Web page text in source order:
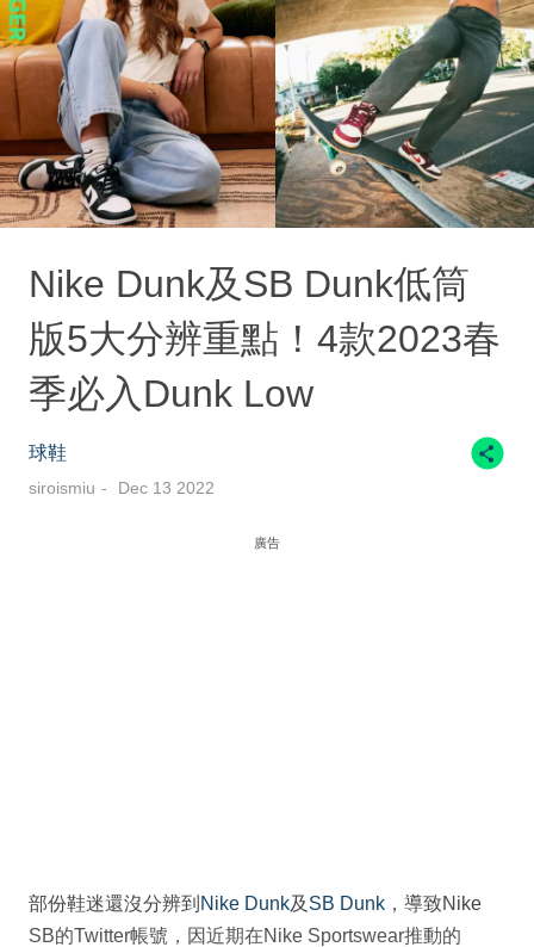
Nike Dunk及SB Dunk低筒
版5大分辨重點！4款2023春
季必入Dunk Low
球鞋
siroismiu Dec 13 2022
廣告
部份鞋迷還沒分辨到 Nike Dunk及 SB Dunk ，導致Nike
SB的Twitter帳號，因近期在Nike Sportswear推動的